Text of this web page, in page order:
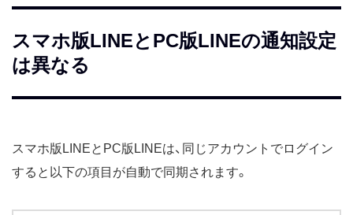
スマホ版LINEとPC版LINEの通知設定
は異なる
スマホ版LINEとPC版LINEは、同じアカウントでログイン
すると以下の項目が自動で同期されます。